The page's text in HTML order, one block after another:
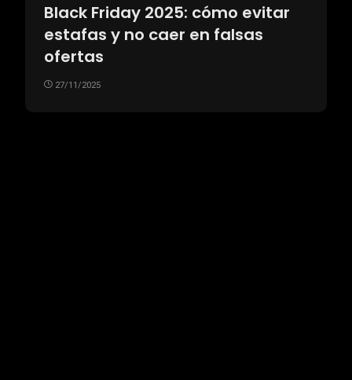
Black Friday 2025: cómo evitar
estafas y no caer en falsas
ofertas
27/11/2025